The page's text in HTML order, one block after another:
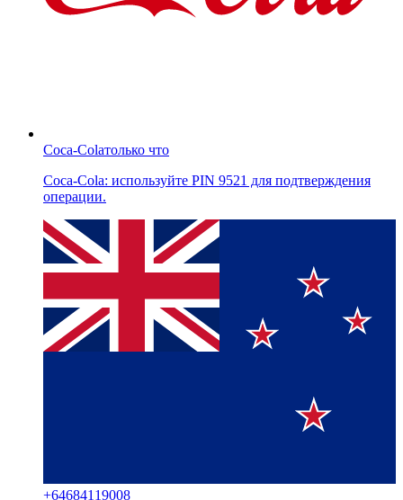
Coca-Colaтолько что
Coca-Cola: используйте PIN 9521 для подтверждения
операции.
+64684119008